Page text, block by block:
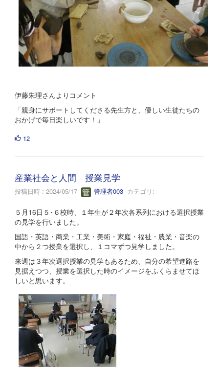
伊藤朱理さんよりコメント
「親身にサポートしてくださる先生方と、優しい生徒たちの
おかげで毎日楽しいです！」
12
産業社会と人間 授業見学
投稿日時 : 2024/05/17 管理者003 カテゴリ:
５月16日５･６校時、１年生が２年次各系列における選択授業
の見学を行いました。
国語・英語・商業・工業・美術・家庭・福祉・農業・音楽の
中から２つ授業を選択し、１コマずつ見学しました。
来週は３年次選択授業の見学もあるため、自分の希望進路を
見据えつつ、授業を選択した時のイメージをふくらませてほ
しいと思います。